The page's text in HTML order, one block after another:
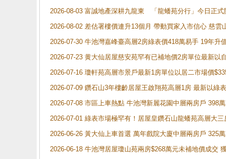
2026-08-03 富誠地產深耕九龍東 「龍蟠苑分行」今日正
2026-08-02 差估署樓價連升13個月 帶動買家入市信心 慈
2026-07-30 牛池灣嘉峰臺高層2房綠表價418萬易手 19年升
2026-07-23 黄大仙居屋慈安苑罕有已補地價2房單位最新以
2026-07-16 瓊軒苑高層市景戶最新1房單位以居二市場價
2026-07-09 鑽石山3年樓齡居屋王啟翔苑高層1房 最新以綠
2026-07-08 市區上車熱點 牛池灣新麗花園中層兩房戶 398
2026-07-01 綠表市場極罕有！居屋皇鑽石山龍蟠苑高層大
2026-06-26 黃大仙上車首選 萬年戲院大廈中層兩房戶 325
2026-06-18 牛池灣居屋瓊山苑兩房$268萬元未補地價成交